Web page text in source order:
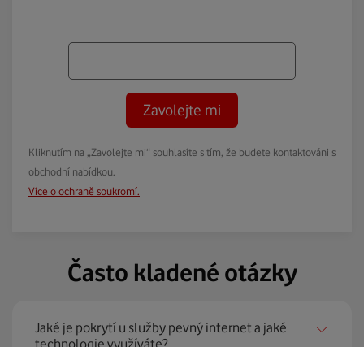
Zavolejte mi
Kliknutím na „Zavolejte mi“ souhlasíte s tím, že budete kontaktováni s
obchodní nabídkou.
Více o ochraně soukromí.
Často kladené otázky
Jaké je pokrytí u služby pevný internet a jaké
technologie využíváte?